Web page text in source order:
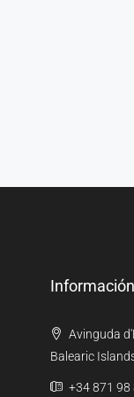
Avinguda
Balearic
+34 871 98